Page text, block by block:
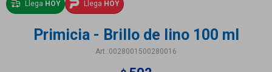
Llega HOY Llega HOY
Primicia - Brillo de lino 100 ml
0028001500280016